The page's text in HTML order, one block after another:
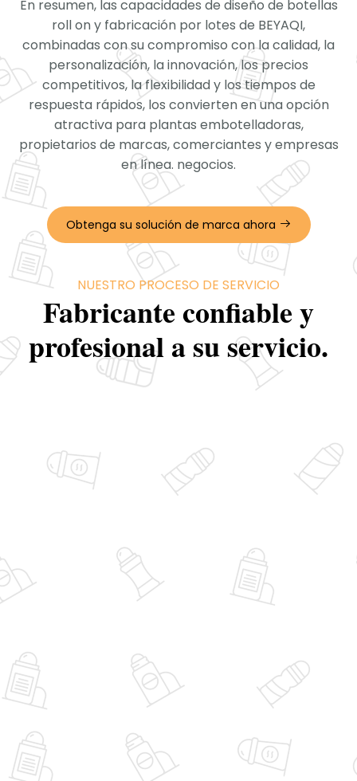
En resumen, las capacidades de diseño de botellas
roll on y fabricación por lotes de BEYAQI,
combinadas con su compromiso con la calidad, la
personalización, la innovación, los precios
competitivos, la flexibilidad y los tiempos de
respuesta rápidos, los convierten en una opción
atractiva para plantas embotelladoras,
propietarios de marcas, comerciantes y empresas
en línea. negocios.
Obtenga su solución de marca ahora
NUESTRO PROCESO DE SERVICIO
Fabricante confiable y
profesional a su servicio.